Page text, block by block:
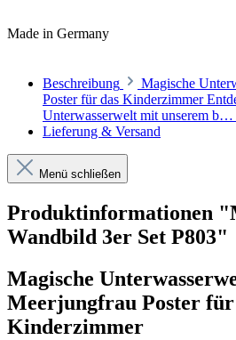
Made in Germany
Beschreibung
Magische
Poster für das Kinderzimmer
Unterwasserwelt mit unserem b…
Lieferung & Versand
Menü schließen
Produktinformationen
Wandbild 3er Set P803"
Magische
Meerjungfrau Poster für
Kinderzimmer